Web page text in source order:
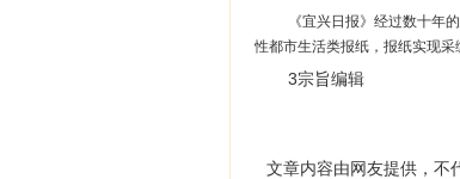
《宜兴日报》经过数十年
性都市生活类报纸，报纸实现采
3宗旨编辑
文章内容由网友提供，不